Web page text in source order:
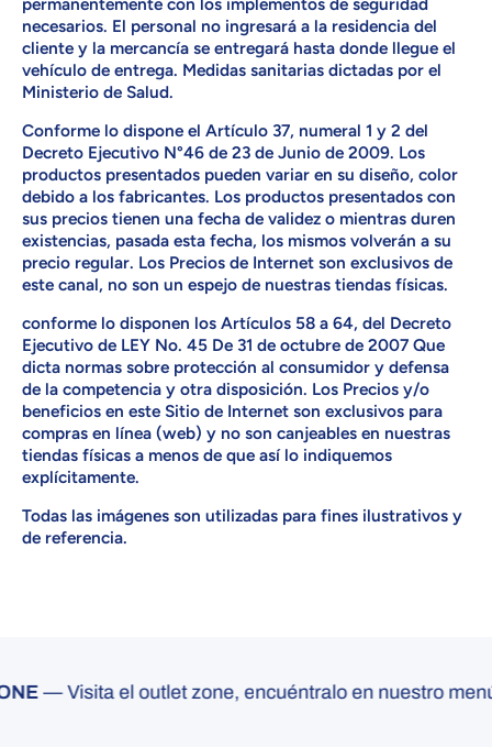
necesarios. El personal no ingresará a la residencia del
cliente y la mercancía se entregará hasta donde llegue el
vehículo de entrega. Medidas sanitarias dictadas por el
Ministerio de Salud.
Conforme lo dispone el Artículo 37, numeral 1 y 2 del
Decreto Ejecutivo N°46 de 23 de Junio de 2009. Los
productos presentados pueden variar en su diseño, color
debido a los fabricantes. Los productos presentados con
sus precios tienen una fecha de validez o mientras duren
existencias, pasada esta fecha, los mismos volverán a su
precio regular. Los Precios de Internet son exclusivos de
este canal, no son un espejo de nuestras tiendas físicas.
conforme lo disponen los Artículos 58 a 64, del Decreto
Ejecutivo de LEY No. 45 De 31 de octubre de 2007 Que
dicta normas sobre protección al consumidor y defensa
de la competencia y otra disposición. Los Precios y/o
beneficios en este Sitio de Internet son exclusivos para
compras en línea (web) y no son canjeables en nuestras
tiendas físicas a menos de que así lo indiquemos
explícitamente.
Todas las imágenes son utilizadas para fines ilustrativos y
de referencia.
— Visita el outlet zone, encuéntralo en nuestro menú